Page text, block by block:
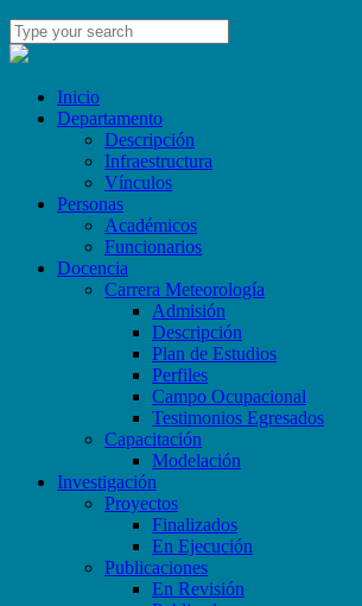
Inicio
Departamento
Descripción
Infraestructura
Vínculos
Personas
Académicos
Funcionarios
Docencia
Carrera Meteorología
Admisión
Descripción
Plan de Estudios
Perfiles
Campo Ocupacional
Testimonios Egresados
Capacitación
Modelación
Investigación
Proyectos
Finalizados
En Ejecución
Publicaciones
En Revisión